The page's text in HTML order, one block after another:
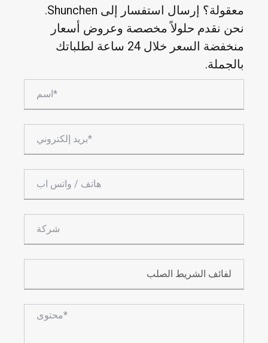
معقولة؟ إرسال استفسار إلى Shunchen.
نحن نقدم حلولاً مخصصة وعروض أسعار
منخفضة السعر خلال 24 ساعة لطلباتك
بالجملة.